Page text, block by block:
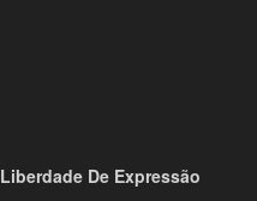
Liberdade De Expressão